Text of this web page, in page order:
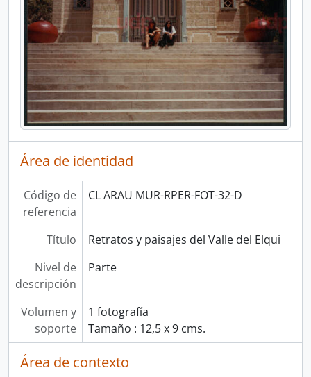
Área de identidad
Código de
referencia
CL ARAU MUR-RPER-FOT-32-D
Título
Retratos y paisajes del Valle del Elqui
Nivel de
descripción
Parte
Volumen y
soporte
1 fotografía
Tamaño : 12,5 x 9 cms.
Área de contexto